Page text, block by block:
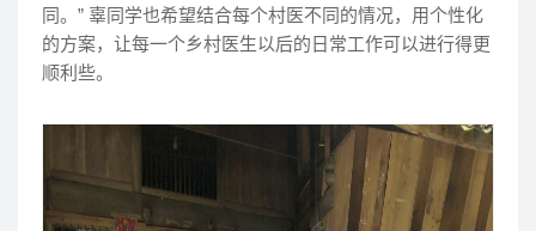
同。” 辜同学也希望结合每个村医不同的情况，用个性化
的方案，让每一个乡村医生以后的日常工作可以进行得更
顺利些。